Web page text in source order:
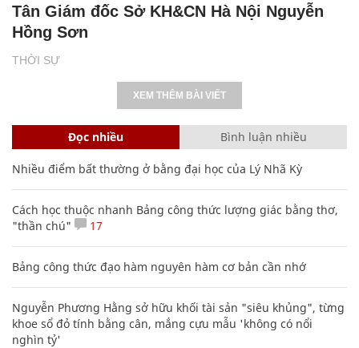
THỜI SỰ
Tân Giám đốc Sở KH&CN Hà Nội Nguyễn
Hồng Sơn
XEM THÊM BÀI VIẾT
Đọc nhiều Bình luận nhiều
Nhiều điểm bất thường ở bằng đại học của Lý Nhã Kỳ
Cách học thuộc nhanh Bảng công thức lượng giác bằng thơ,
"thần chú"
17
Bảng công thức đạo hàm nguyên hàm cơ bản cần nhớ
Nguyễn Phương Hằng sở hữu khối tài sản "siêu khủng", từng
khoe sổ đỏ tính bằng cân, mắng cựu mẫu 'không có nổi
nghìn tỷ'